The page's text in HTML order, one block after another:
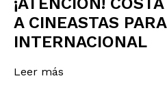
A CINEASTAS
INTERNACIONAL
Leer más